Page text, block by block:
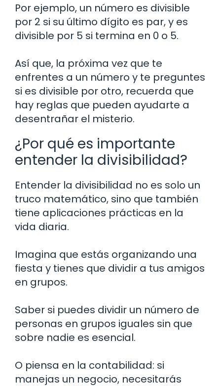
Por ejemplo, un número es divisible
por 2 si su último dígito es par, y es
divisible por 5 si termina en 0 o 5.
Así que, la próxima vez que te
enfrentes a un número y te preguntes
si es divisible por otro, recuerda que
hay reglas que pueden ayudarte a
desentrañar el misterio.
¿Por qué es importante
entender la divisibilidad?
Entender la divisibilidad no es solo un
truco matemático, sino que también
tiene aplicaciones prácticas en la
vida diaria.
Imagina que estás organizando una
fiesta y tienes que dividir a tus amigos
en grupos.
Saber si puedes dividir un número de
personas en grupos iguales sin que
sobre nadie es esencial.
O piensa en la contabilidad: si
manejas un negocio, necesitarás